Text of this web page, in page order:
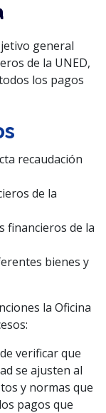
general
de la UNED,
los pagos
recaudación
de la
financieros de la
bienes y
la Oficina
verificar que
se ajusten al
y normas que
pagos que